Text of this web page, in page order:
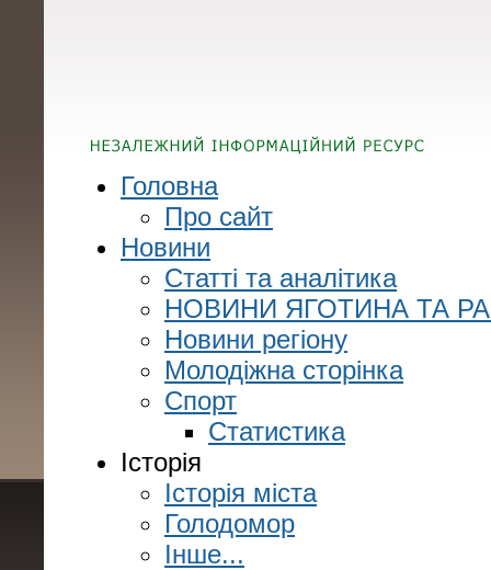
Головна
Про сайт
Новини
Статті та аналітика
НОВИНИ ЯГОТИНА ТА
Новини регіону
Молодіжна сторінка
Спорт
Статистика
Історія
Історія міста
Голодомор
Інше...